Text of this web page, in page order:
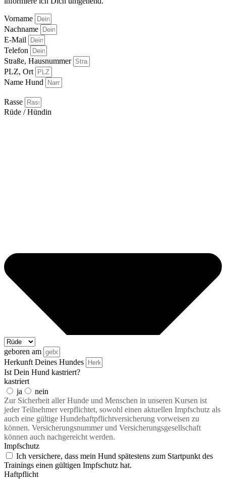
Vorname
Nachname
E-Mail
Telefon
Straße, Hausnummer
PLZ, Ort
Name Hund
Rasse
Rüde / Hündin
geboren am
Herkunft Deines Hundes
Ist Dein Hund kastriert?
kastriert
ja
nein
Zur Sicherheit aller Hunde und Menschen in unseren Kursen ist
jeder Teilnehmer verpflichtet, sowohl einen aktuellen Impfschutz als
auch eine gültige Hundehaftpflichtversicherung vorweisen zu
können. Versicherungsnummer und Versicherungsgesellschaft
können auch nachgereicht werden.
Impfschutz
Ich versichere, dass mein Hund spätestens zum Startpunkt des
Trainings einen gültigen Impfschutz hat.
Haftpflicht